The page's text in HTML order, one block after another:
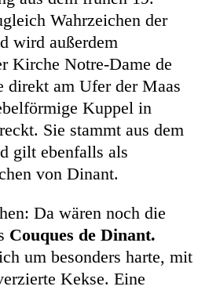
Wahrzeichen der
wird außerdem
Kirche Notre-Dame de
direkt am Ufer der Maas
Kuppel in
Sie stammt aus dem
gilt ebenfalls als
von Dinant.
Da wären noch die
Couques de Dinant.
um besonders harte, mit
Kekse. Eine